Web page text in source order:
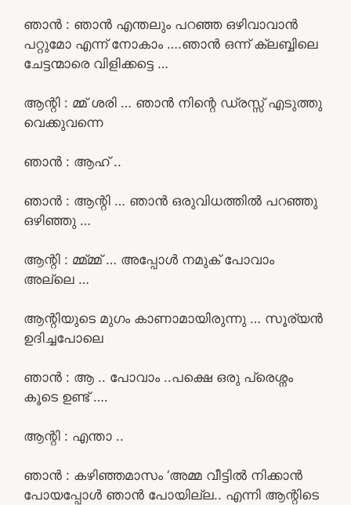
ഞാൻ : ഞാൻ എന്തലും പറഞ്ഞ ഒഴിവാവാൻ
പറ്റുമോ എന്ന് നോകാം ….ഞാൻ ഒന്ന് ക്ലബ്ബിലെ
ചേട്ടന്മാരെ വിളിക്കട്ടെ …
ആന്റി : മ്മ് ശരി … ഞാൻ നിന്റെ ഡ്രസ്സ് എടുത്തു
വെക്കുവന്നെ
ഞാൻ : ആഹ് ..
ഞാൻ : ആന്റി … ഞാൻ ഒരുവിധത്തിൽ പറഞ്ഞു
ഒഴിഞ്ഞു …
ആന്റി : മ്മ്മ്മ് … അപ്പോൾ നമുക് പോവാം
അല്ലെ …
ആന്റിയുടെ മുഗം കാണാമായിരുന്നു … സൂര്യൻ
ഉദിച്ചപോലെ
ഞാൻ : ആ .. പോവാം ..പക്ഷെ ഒരു പ്രെശ്നം
കൂടെ ഉണ്ട് ….
ആന്റി : എന്താ ..
ഞാൻ : കഴിഞ്ഞമാസം ‘അമ്മ വീട്ടിൽ നിക്കാൻ
പോയപ്പോൾ ഞാൻ പോയില്ല.. എന്നി ആന്റിടെ